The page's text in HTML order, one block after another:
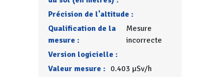
Précision de l'altitude :
Qualification de la
mesure :
Mesure
incorrecte
Version logicielle :
Valeur mesure : 0.403 µSv/h